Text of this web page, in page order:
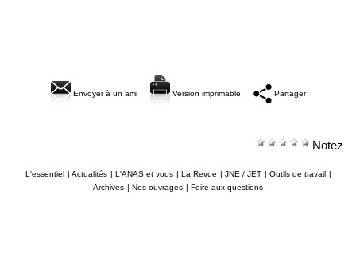
Envoyer à un ami Version imprimable Partager
Notez
L'essentiel | Actualités | L'ANAS et vous | La Revue | JNE / JET | Outils de travail |
Archives | Nos ouvrages | Foire aux questions